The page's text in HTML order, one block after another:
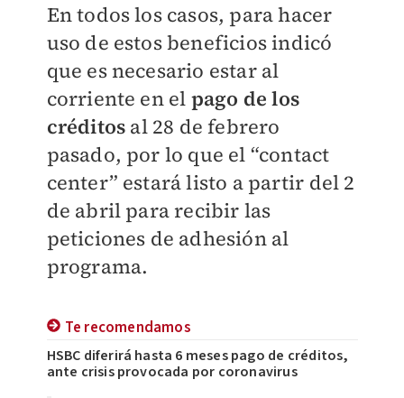
En todos los casos, para hacer
uso de estos beneficios indicó
que es necesario estar al
corriente en el pago de los
créditos al 28 de febrero
pasado, por lo que el “contact
center” estará listo a partir del 2
de abril para recibir las
peticiones de adhesión al
programa.
Te recomendamos
HSBC diferirá hasta 6 meses pago de créditos,
ante crisis provocada por coronavirus